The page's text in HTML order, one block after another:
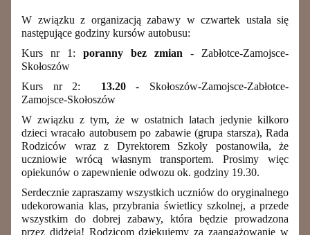
W związku z organizacją zabawy w czwartek ustala się
następujące godziny kursów autobusu:
Kurs nr 1:
poranny bez zmian
- Zabłotce-Zamojsce-
Skołoszów
Kurs nr 2:
13.20
- Skołoszów-Zamojsce-Zabłotce-
Zamojsce-Skołoszów
W związku z tym, że w ostatnich latach jedynie kilkoro
dzieci wracało autobusem po zabawie (grupa starsza), Rada
Rodziców wraz z Dyrektorem Szkoły postanowiła, że
uczniowie wrócą własnym transportem. Prosimy więc
opiekunów o zapewnienie odwozu ok. godziny 19.30.
Serdecznie zapraszamy wszystkich uczniów do oryginalnego
udekorowania klas, przybrania świetlicy szkolnej, a przede
wszystkim do dobrej zabawy, która będzie prowadzona
przez didżeja! Rodzicom dziękujemy za zaangażowanie w